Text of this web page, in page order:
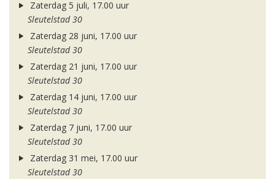
Zaterdag 5 juli, 17.00 uur
Sleutelstad 30
Zaterdag 28 juni, 17.00 uur
Sleutelstad 30
Zaterdag 21 juni, 17.00 uur
Sleutelstad 30
Zaterdag 14 juni, 17.00 uur
Sleutelstad 30
Zaterdag 7 juni, 17.00 uur
Sleutelstad 30
Zaterdag 31 mei, 17.00 uur
Sleutelstad 30